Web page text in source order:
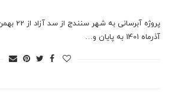
آذرماه 1401 به پایان و…